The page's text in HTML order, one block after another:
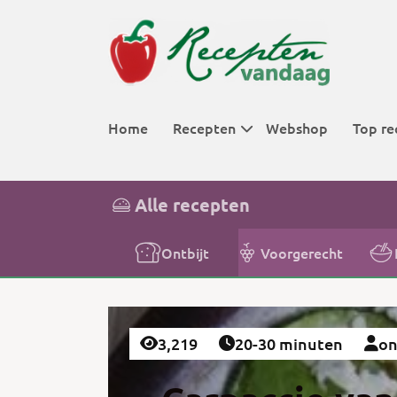
Home Recepten
Menugangen
Ontbijt
Voorgerecht
Hoofdgerecht
Bijgerecht
Nagerecht
Overige
Categorieën
Cake
Cocktails
Groente
IJs
Webshop Top
Top 10
Top 50
Top 100
Alle recepten
Ontbijt Voorgerecht
3,219 20-30 minuten